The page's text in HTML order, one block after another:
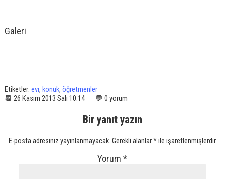
Galeri
Etiketler: evı, konuk, öğretmenler
📆 26 Kasım 2013 Salı 10:14 · 💬 0 yorum ·
Bir yanıt yazın
E-posta adresiniz yayınlanmayacak. Gerekli alanlar*ile işaretlenmişlerdir
Yorum*